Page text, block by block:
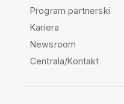
Program partnerski
Kariera
Newsroom
Centrala/Kontakt